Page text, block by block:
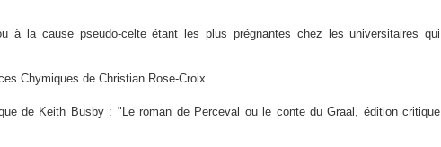
à la cause pseudo-celte étant les plus prégnantes chez les universitaires qui
Chymiques de Christian Rose-Croix
de Keith Busby : "Le roman de Perceval ou le conte du Graal, édition critique